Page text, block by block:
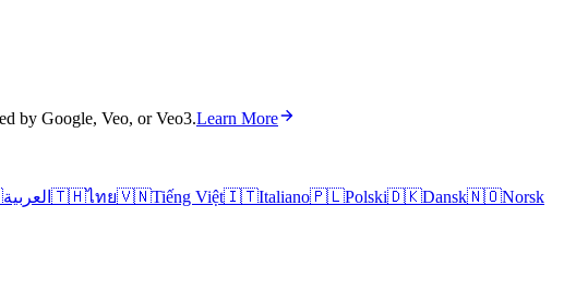
by Google, Veo, or Veo3.Learn More
العربية 🇹🇭ไทย🇻🇳Tiếng Việt🇮🇹Italiano🇵🇱Polski🇩🇰Dansk🇳🇴Norsk